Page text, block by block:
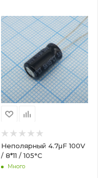
Неполярный 4.7µF 100V
/ 8*11 / 105°C
Много